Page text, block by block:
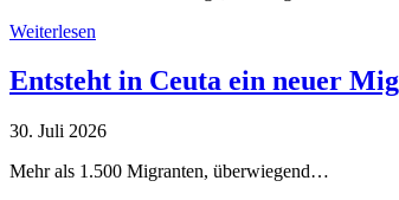
Weiterlesen
Entsteht in Ceuta ein neuer
30. Juli 2026
Mehr als 1.500 Migranten, überwiegend…